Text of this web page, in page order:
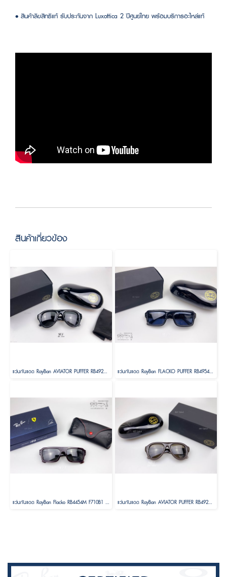
• สินค้าลิขสิทธิแท้ รับประกันจาก Luxottica 2 ปีศูนย์ไทย พร้อมบริการอะไหล่แท้
สินค้าเกี่ยวข้อง
แว่นกันแดด RayBan AVIATOR PUFFER RB4925 601/8752 Size 52 by A$AP ASAP Rocky ( RayBan Janie Blackpink ) แว่นกันแดด RayBan FLACKO PUFFER RB4954 601/80 Size 54 by A$AP ASAP Rocky
แว่นกันแดด RayBan Flacko RB4454M F710B1 SCUDERIA FERRARI COLLECTION Size 56 ( LEWIS HAMILTON 44 DRIVER SPECIAL EDITION) แว่นกันแดด RayBan AVIATOR PUFFER RB4925 689673 Size 52 by A$AP ASAP Rocky ( RayBan Janie Blackpink )